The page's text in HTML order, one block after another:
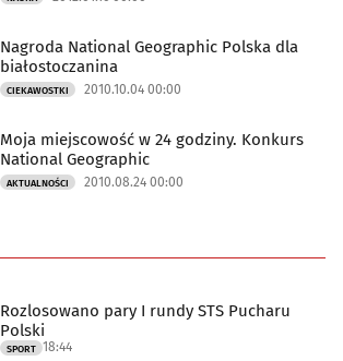
Nagroda National Geographic Polska dla
białostoczanina
CIEKAWOSTKI 2010.10.04 00:00
Moja miejscowość w 24 godziny. Konkurs
National Geographic
AKTUALNOŚCI 2010.08.24 00:00
Rozlosowano pary I rundy STS Pucharu
Polski
SPORT 18:44